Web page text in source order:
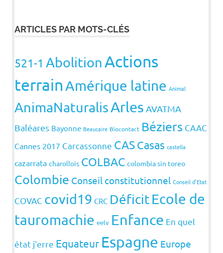
ARTICLES PAR MOTS-CLÉS
521-1 Abolition Actions
terrain Amérique latine Animal
AnimaNaturalisArles AVATMA
Baléares Bayonne Beaucaire Biocontact Béziers CAAC
Cannes 2017 Carcassonne CASCasas castella
cazarrata charollois COLBAC colombia sin toreo
Colombie Conseil constitutionnel Conseil d'Etat
COVAC covid19 CRC DéficitEcole de
tauromachie eelv Enfance En quel
état j'erre Equateur Espagne Europe